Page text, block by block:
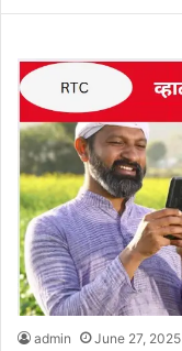
admin June 27, 2025